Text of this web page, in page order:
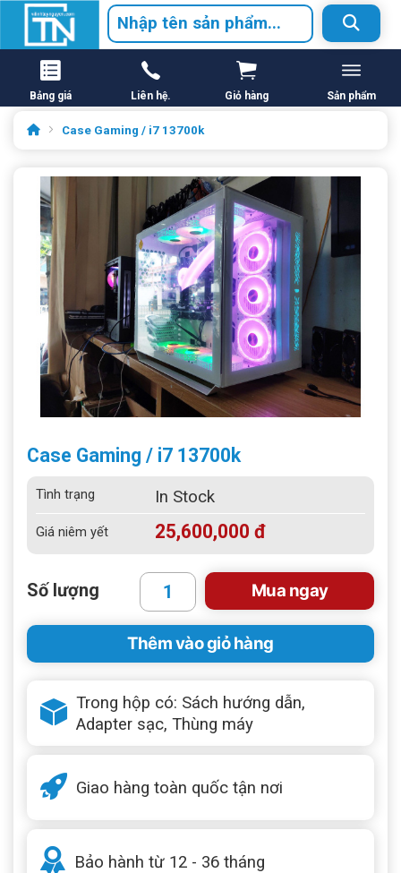
Bảng giá Liên hệ. Giỏ hàng Sản phẩm
Case Gaming / i7 13700k
Case Gaming / i7 13700k
Tình trạng In Stock
Giá niêm yết 25,600,000 đ
Số lượng Mua ngay
Thêm vào giỏ hàng
Trong hộp có: Sách hướng dẫn,
Adapter sạc, Thùng máy
Giao hàng toàn quốc tận nơi
Bảo hành từ 12 - 36 tháng